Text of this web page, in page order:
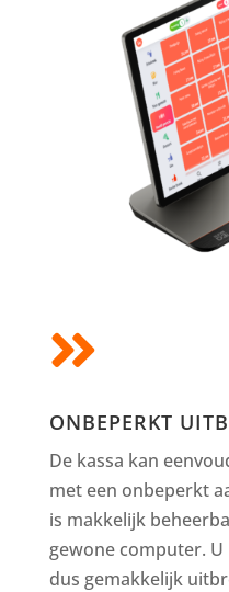

ONBEPERKT
De kassa kan
met een onbeperkt
is makkelijk
gewone computer.
dus gemakkelijk